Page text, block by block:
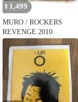
¥ 1,499
MURO / ROCKERS
REVENGE 2010